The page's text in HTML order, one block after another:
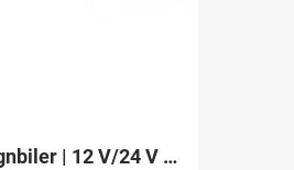
Fabriksmæssigt genproduceret Valeo TM16 AC-kompressor – optimeret kerne til lette erhvervsførtøjer, minibuser og vognbiler | 12 V/24 V R134a